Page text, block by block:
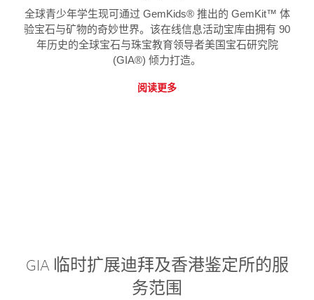
全球青少年学生现可通过 GemKids® 推出的 GemKit™ 体
验宝石与矿物的奇妙世界。该在线信息活动宝库由拥有 90
年历史的全球宝石与珠宝教育领导者美国宝石研究院
(GIA®) 倾力打造。
阅读更多
GIA 临时扩展迪拜及香港鉴定所的服
务范围